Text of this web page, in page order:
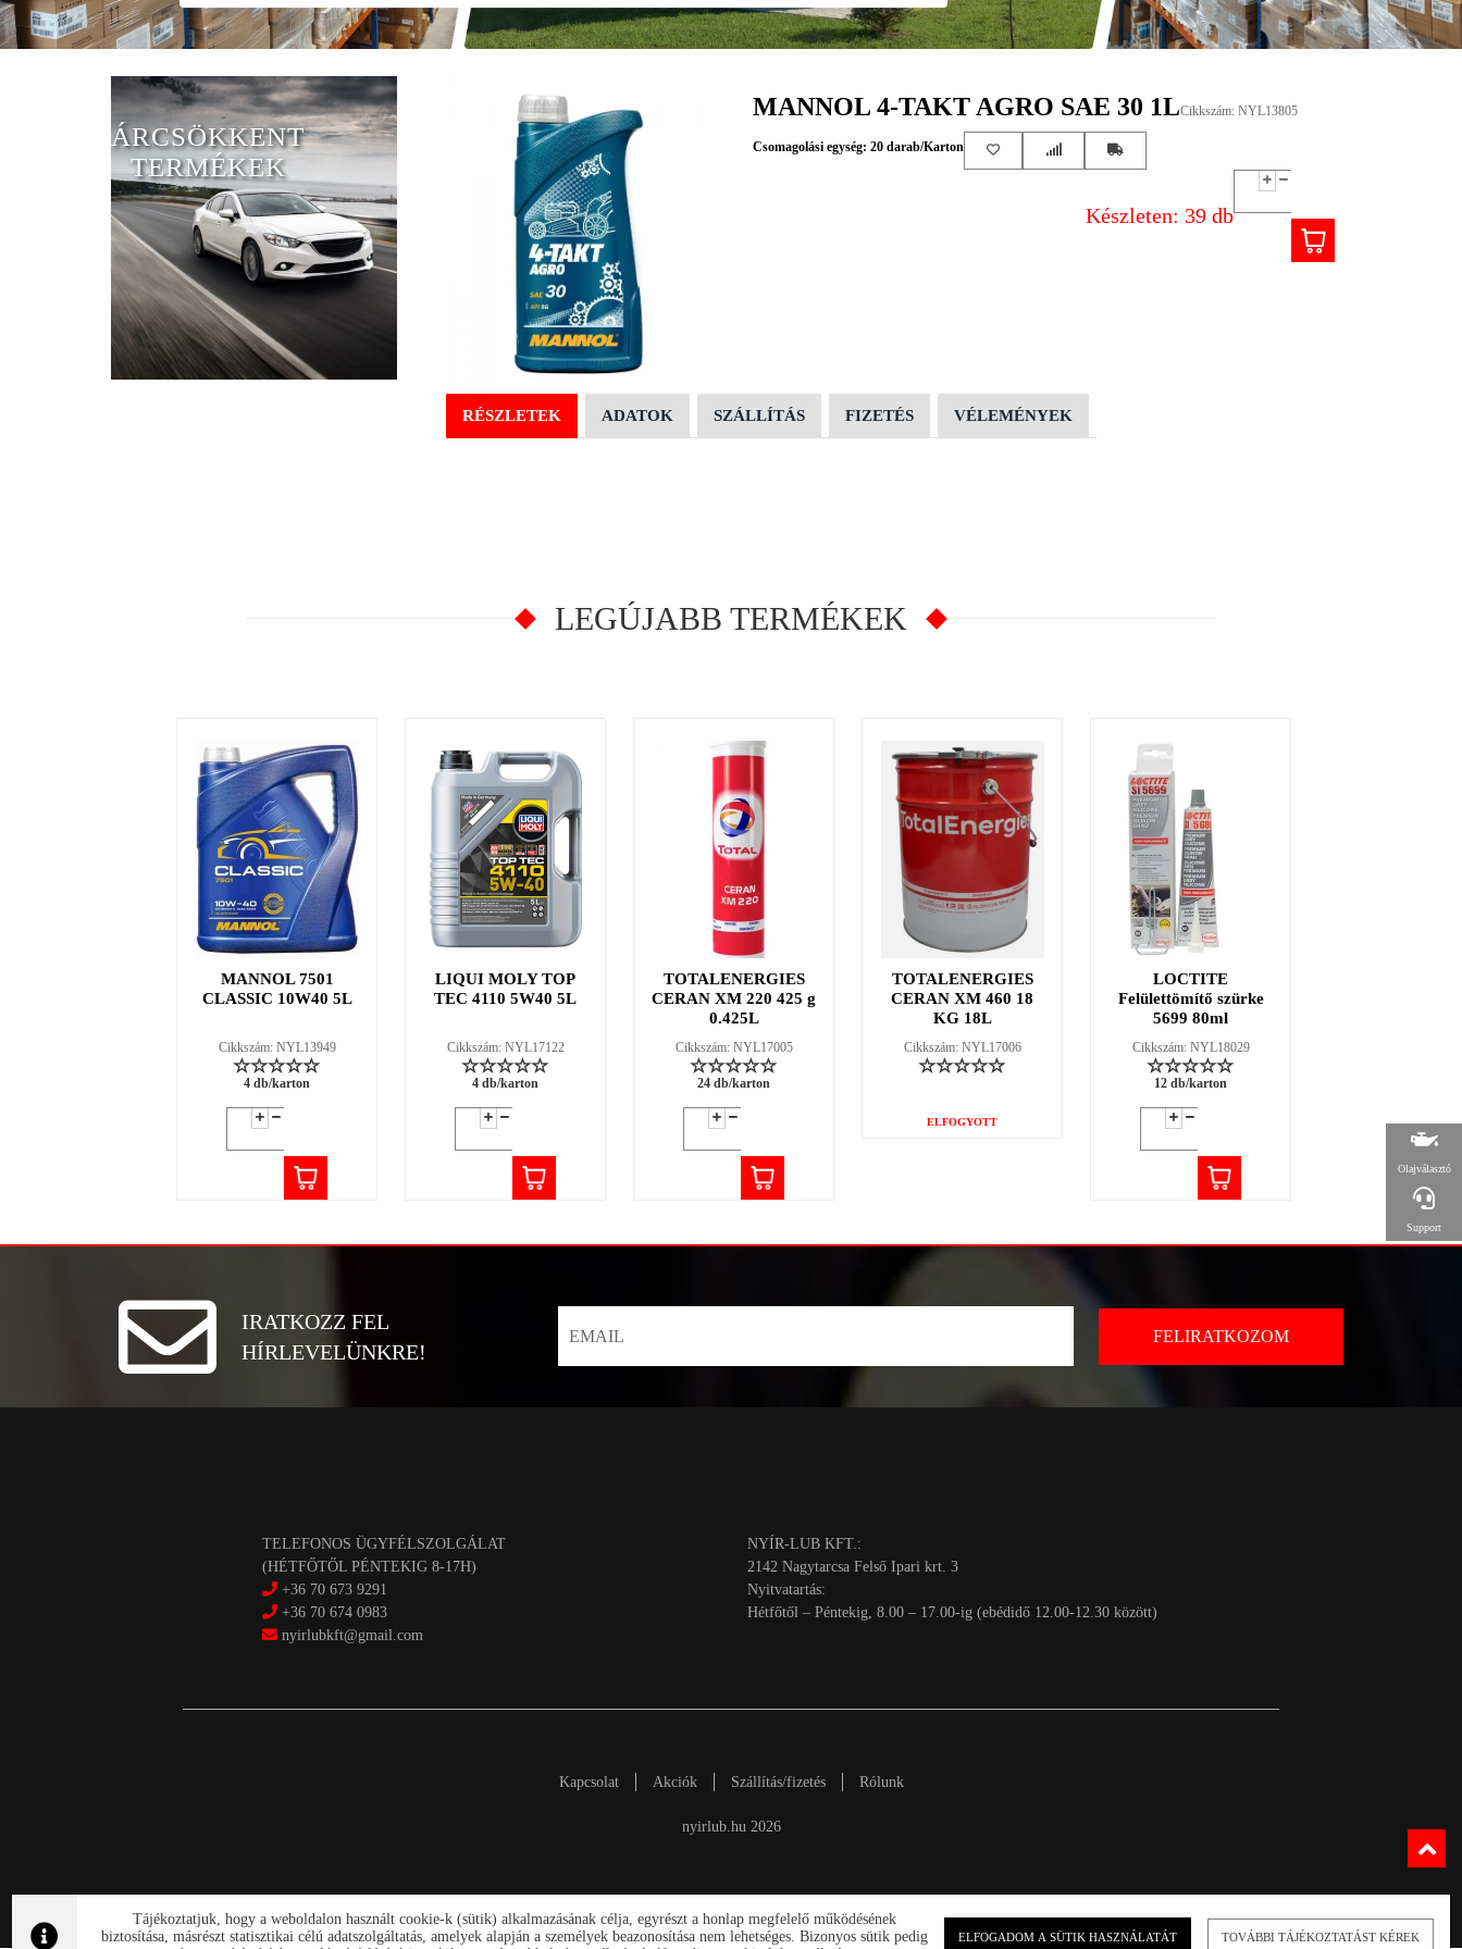
ÁRCSÖKKENT
TERMÉKEK
MANNOL 4-TAKT AGRO SAE 30 1LCikkszám: NYL13805
Csomagolási egység: 20 darab/Karton
Készleten: 39 db
RÉSZLETEK ADATOK SZÁLLÍTÁS FIZETÉS VÉLEMÉNYEK
LEGÚJABB TERMÉKEK
MANNOL 7501
CLASSIC 10W40 5L
Cikkszám: NYL13949
4 db/karton
LIQUI MOLY TOP
TEC 4110 5W40 5L
Cikkszám: NYL17122
4 db/karton
TOTALENERGIES
CERAN XM 220 425 g
0.425L
Cikkszám: NYL17005
24 db/karton
TOTALENERGIES
CERAN XM 460 18
KG 18L
Cikkszám: NYL17006
ELFOGYOTT
LOCTITE
Felülettömítő szürke
5699 80ml
Cikkszám: NYL18029
12 db/karton
IRATKOZZ FEL
HÍRLEVELÜNKRE!
TELEFONOS ÜGYFÉLSZOLGÁLAT
(HÉTFŐTŐL PÉNTEKIG 8-17H)
+36 70 673 9291
+36 70 674 0983
nyirlubkft@gmail.com
NYÍR-LUB KFT.:
2142 Nagytarcsa Felső Ipari krt. 3
Nyitvatartás:
Hétfőtől – Péntekig, 8.00 – 17.00-ig (ebédidő 12.00-12.30 között)
Kapcsolat Akciók Szállítás/fizetés Rólunk
nyirlub.hu 2026
Olajválasztó
Support
Tájékoztatjuk, hogy a weboldalon használt cookie-k (sütik) alkalmazásának célja, egyrészt a honlap megfelelő működésének
biztosítása, másrészt statisztikai célú adatszolgáltatás, amelyek alapján a személyek beazonosítása nem lehetséges. Bizonyos sütik pedig
ELFOGADOM A SÜTIK HASZNÁLATÁT TOVÁBBI TÁJÉKOZTATÁST KÉREK